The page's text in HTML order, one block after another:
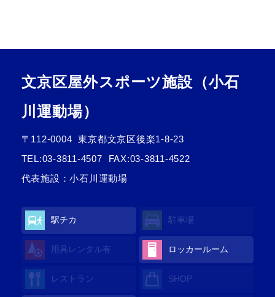
文京区屋外スポーツ施設（小石
川運動場）
〒112-0004
東京都文京区後楽1-8-23
TEL:03-3811-4507
FAX:03-3811-4522
代表施設：小石川運動場
駅チカ 駐車場
用具レンタル有 ロッカールーム
レストラン SHOP